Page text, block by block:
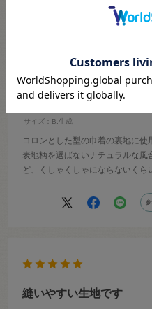
年代:30代 性別: 女
商品の用途:趣味 オカダヤオンライ
オカダヤ実店舗ご利用経験
:なし
サイズ：B.生成
コロンとした型の巾着の裏地に使
表地柄を選ばないナチュラルな
ど、くしゃくしゃにならないくら
参
縫いやすい生地です